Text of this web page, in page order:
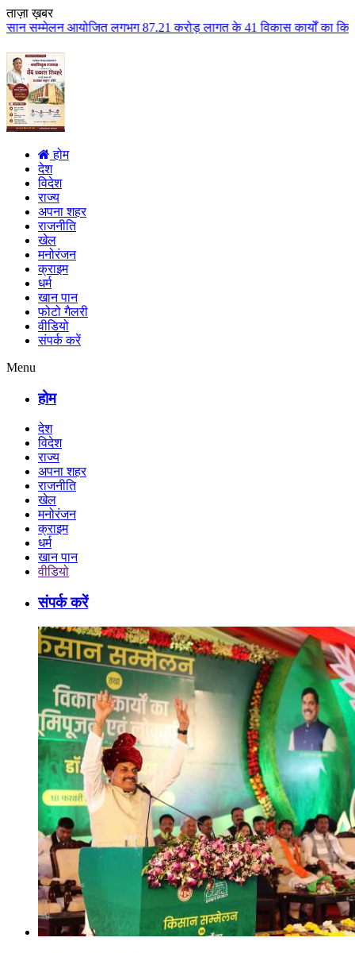
ताज़ा ख़बर
87.21 करोड़ लागत के 41 विकास कार्यों का किया लोकार्पण एवं
होम
देश
विदेश
राज्य
अपना शहर
राजनीति
खेल
मनोरंजन
क्राइम
धर्म
खान पान
फोटो गैलरी
वीडियो
संपर्क करें
Menu
होम
देश
विदेश
राज्य
अपना शहर
राजनीति
खेल
मनोरंजन
क्राइम
धर्म
खान पान
वीडियो
संपर्क करें